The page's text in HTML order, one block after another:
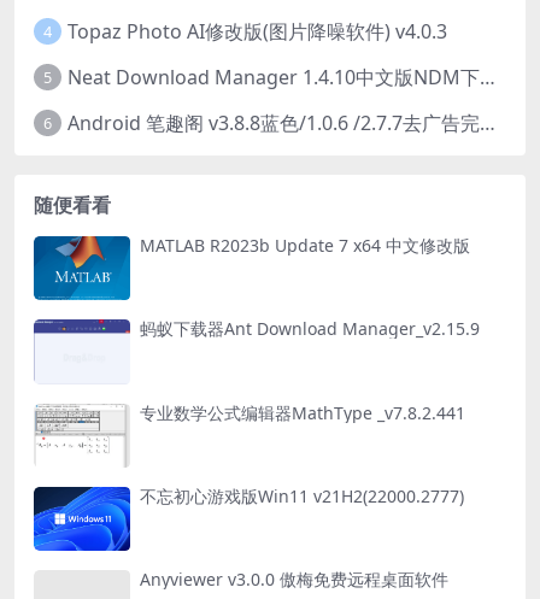
4 Topaz Photo AI修改版(图片降噪软件) v4.0.3
5 Neat Download Manager 1.4.10中文版NDM下载器简称NDM
6 Android 笔趣阁 v3.8.8蓝色/1.0.6 /2.7.7去广告完美版
随便看看
MATLAB R2023b Update 7 x64 中文修改版
蚂蚁下载器Ant Download Manager_v2.15.9
专业数学公式编辑器MathType _v7.8.2.441
不忘初心游戏版Win11 v21H2(22000.2777)
Anyviewer v3.0.0 傲梅免费远程桌面软件